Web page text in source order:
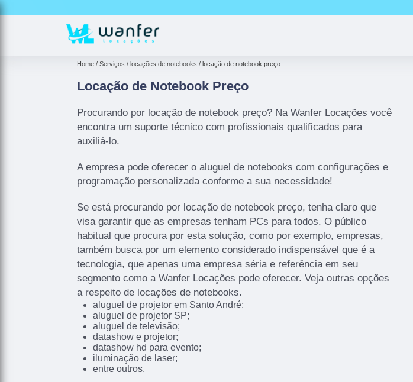
Home Serviços locações de notebooks locação de notebook preço
Locação de Notebook Preço
Procurando por locação de notebook preço? Na Wanfer Locações você
encontra um suporte técnico com profissionais qualificados para
auxiliá-lo.
A empresa pode oferecer o aluguel de notebooks com configurações e
programação personalizada conforme a sua necessidade!
Se está procurando por locação de notebook preço, tenha claro que
visa garantir que as empresas tenham PCs para todos. O público
habitual que procura por esta solução, como por exemplo, empresas,
também busca por um elemento considerado indispensável que é a
tecnologia, que apenas uma empresa séria e referência em seu
segmento como a Wanfer Locações pode oferecer. Veja outras opções
a respeito de locações de notebooks.
aluguel de projetor em Santo André;
aluguel de projetor SP;
aluguel de televisão;
datashow e projetor;
datashow hd para evento;
iluminação de laser;
entre outros.